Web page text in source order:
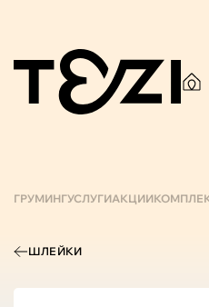
ГРУМИНГУСЛУГИАКЦИИ
ШЛЕЙКИ